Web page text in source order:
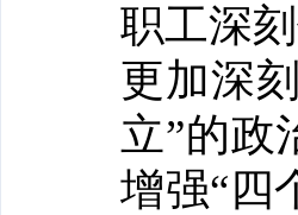
职工深
更加深
立”的政
增强“四